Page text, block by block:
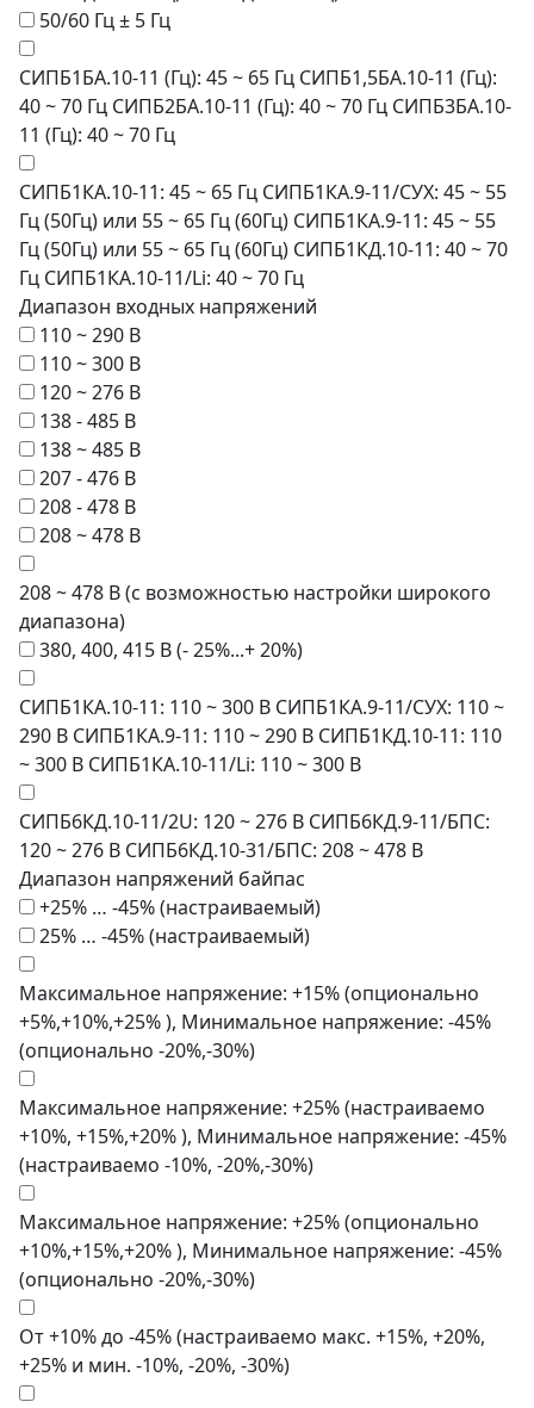
50/60 Гц ± 5 Гц
СИПБ1БА.10-11 (Гц): 45 ~ 65 Гц СИПБ1,5БА.10-11 (Гц):
40 ~ 70 Гц СИПБ2БА.10-11 (Гц): 40 ~ 70 Гц СИПБ3БА.10-
11 (Гц): 40 ~ 70 Гц
СИПБ1КА.10-11: 45 ~ 65 Гц СИПБ1КА.9-11/СУХ: 45 ~ 55
Гц (50Гц) или 55 ~ 65 Гц (60Гц) СИПБ1КА.9-11: 45 ~ 55
Гц (50Гц) или 55 ~ 65 Гц (60Гц) СИПБ1КД.10-11: 40 ~ 70
Гц СИПБ1КА.10-11/Li: 40 ~ 70 Гц
Диапазон входных напряжений
110 ~ 290 В
110 ~ 300 В
120 ~ 276 В
138 - 485 В
138 ~ 485 В
207 - 476 В
208 - 478 В
208 ~ 478 В
208 ~ 478 В (с возможностью настройки широкого
диапазона)
380, 400, 415 В (- 25%...+ 20%)
СИПБ1КА.10-11: 110 ~ 300 В СИПБ1КА.9-11/СУХ: 110 ~
290 В СИПБ1КА.9-11: 110 ~ 290 В СИПБ1КД.10-11: 110
~ 300 В СИПБ1КА.10-11/Li: 110 ~ 300 В
СИПБ6КД.10-11/2U: 120 ~ 276 В СИПБ6КД.9-11/БПС:
120 ~ 276 В СИПБ6КД.10-31/БПС: 208 ~ 478 В
Диапазон напряжений байпас
+25% … -45% (настраиваемый)
25% … -45% (настраиваемый)
Максимальное напряжение: +15% (опционально
+5%,+10%,+25% ), Минимальное напряжение: -45%
(опционально -20%,-30%)
Максимальное напряжение: +25% (настраиваемо
+10%, +15%,+20% ), Минимальное напряжение: -45%
(настраиваемо -10%, -20%,-30%)
Максимальное напряжение: +25% (опционально
+10%,+15%,+20% ), Минимальное напряжение: -45%
(опционально -20%,-30%)
От +10% до -45% (настраиваемо макс. +15%, +20%,
+25% и мин. -10%, -20%, -30%)